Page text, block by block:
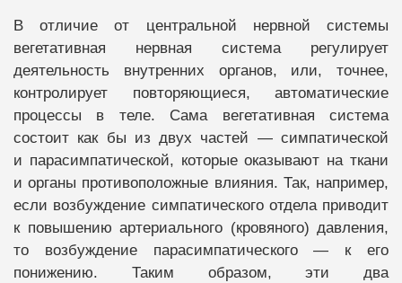
В отличие от центральной нервной системы
вегетативная нервная система регулирует
деятельность внутренних органов, или, точнее,
контролирует повторяющиеся, автоматические
процессы в теле. Сама вегетативная система
состоит как бы из двух частей — симпатической
и парасимпатической, которые оказывают на ткани
и органы противоположные влияния. Так, например,
если возбуждение симпатического отдела приводит
к повышению артериального (кровяного) давления,
то возбуждение парасимпатического — к его
понижению. Таким образом, эти два